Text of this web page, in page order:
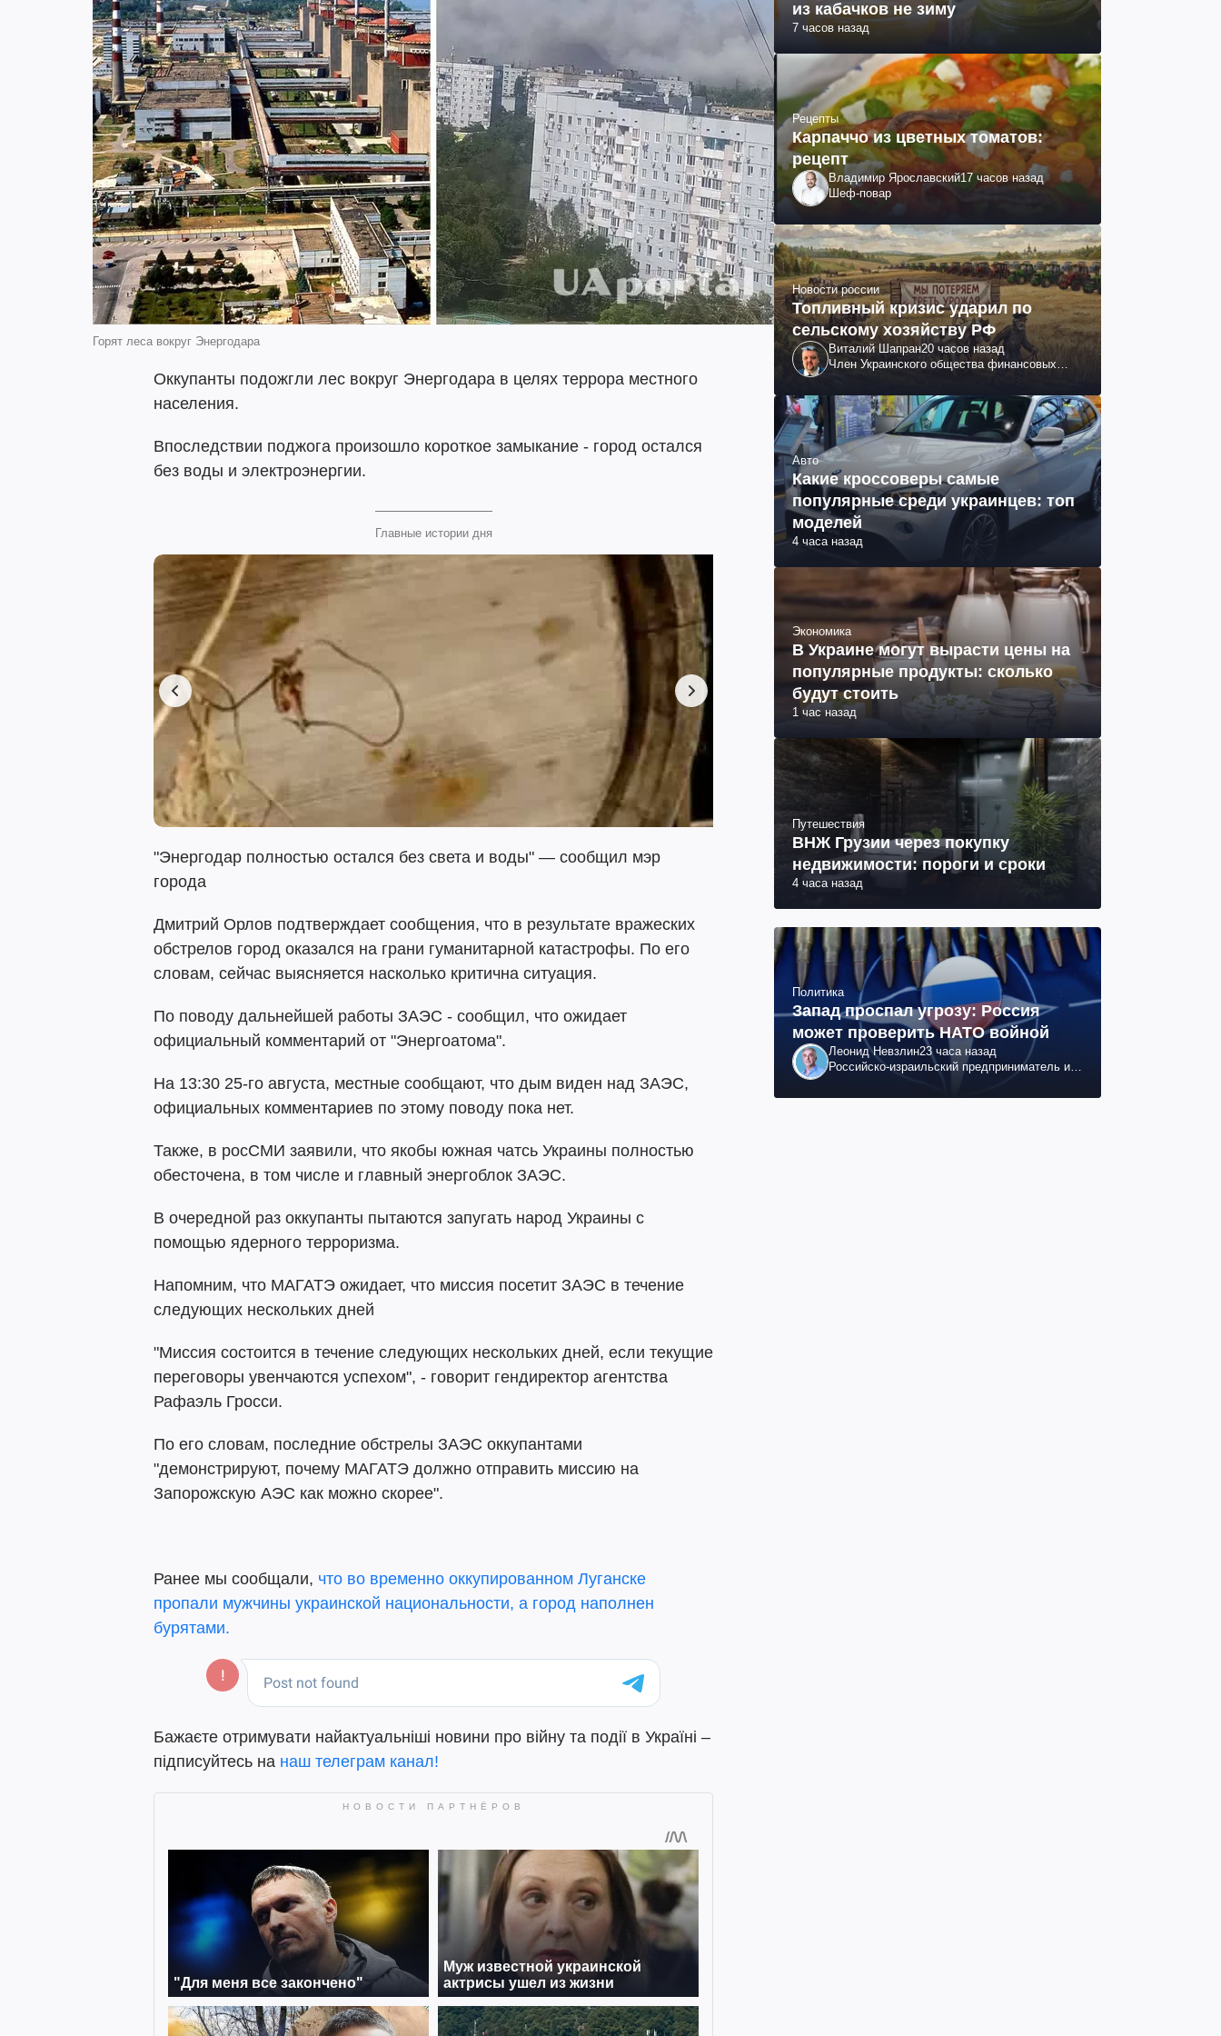
Горят леса вокруг Энергодара
Оккупанты подожгли лес вокруг Энергодара в целях террора местного
населения.
Впоследствии поджога произошло короткое замыкание - город остался
без воды и электроэнергии.
Главные истории дня
"Энергодар полностью остался без света и воды" — сообщил мэр
города
Дмитрий Орлов подтверждает сообщения, что в результате вражеских
обстрелов город оказался на грани гуманитарной катастрофы. По его
словам, сейчас выясняется насколько критична ситуация.
По поводу дальнейшей работы ЗАЭС - сообщил, что ожидает
официальный комментарий от "Энергоатома".
На 13:30 25-го августа, местные сообщают, что дым виден над ЗАЭС,
официальных комментариев по этому поводу пока нет.
Также, в росСМИ заявили, что якобы южная чатсь Украины полностью
обесточена, в том числе и главный энергоблок ЗАЭС.
В очередной раз оккупанты пытаются запугать народ Украины с
помощью ядерного терроризма.
Напомним, что МАГАТЭ ожидает, что миссия посетит ЗАЭС в течение
следующих нескольких дней
"Миссия состоится в течение следующих нескольких дней, если текущие
переговоры увенчаются успехом", - говорит гендиректор агентства
Рафаэль Гросси.
По его словам, последние обстрелы ЗАЭС оккупантами
"демонстрируют, почему МАГАТЭ должно отправить миссию на
Запорожскую АЭС как можно скорее".
Ранее мы сообщали, что во временно оккупированном Луганске
пропали мужчины украинской национальности, а город наполнен
бурятами.
Бажаєте отримувати найактуальніші новини про війну та події в Україні –
підписуйтесь на наш телеграм канал!
из кабачков не зиму
7 часов назад
Рецепты
Карпаччо из цветных томатов:
рецепт
Владимир Ярославский17 часов назад
Шеф-повар
Новости россии
Топливный кризис ударил по
сельскому хозяйству РФ
Виталий Шапран20 часов назад
Член Украинского общества финансовых
Авто
Какие кроссоверы самые
популярные среди украинцев: топ
моделей
4 часа назад
Экономика
В Украине могут вырасти цены на
популярные продукты: сколько
будут стоить
1 час назад
Путешествия
ВНЖ Грузии через покупку
недвижимости: пороги и сроки
4 часа назад
Политика
Запад проспал угрозу: Россия
может проверить НАТО войной
Леонид Невзлин23 часа назад
Российско-израильский предприниматель и
президент "ЮКОСа"